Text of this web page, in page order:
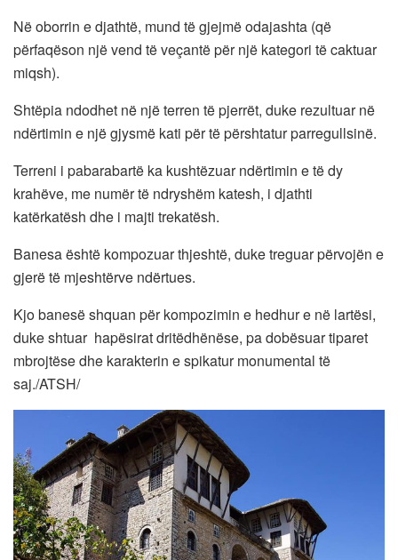
Në oborrin e djathtë, mund të gjejmë odajashta (që
përfaqëson një vend të veçantë për një kategori të caktuar
miqsh).
Shtëpia ndodhet në një terren të pjerrët, duke rezultuar në
ndërtimin e një gjysmë kati për të përshtatur parregullsinë.
Terreni i pabarabartë ka kushtëzuar ndërtimin e të dy
krahëve, me numër të ndryshëm katesh, i djathti
katërkatësh dhe i majti trekatësh.
Banesa është kompozuar thjeshtë, duke treguar përvojën e
gjerë të mjeshtërve ndërtues.
Kjo banesë shquan për kompozimin e hedhur e në lartësi,
duke shtuar hapësirat dritëdhënëse, pa dobësuar tiparet
mbrojtëse dhe karakterin e spikatur monumental të
saj./ATSH/